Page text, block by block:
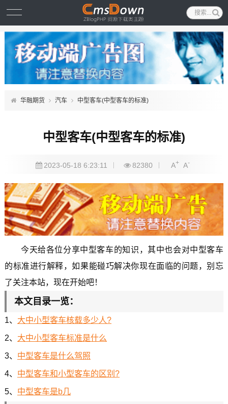
华融期货 汽车 中型客车(中型客车的标准)
中型客车(中型客车的标准)
2023-05-18 6:23:11 82380 A+ A-
今天给各位分享中型客车的知识，其中也会对中型客车
的标准进行解释，如果能碰巧解决你现在面临的问题，别忘
了关注本站，现在开始吧！
本文目录一览：
1、 大中小型客车核载多少人?
2、 大中小型客车标准是什么
3、 中型客车是什么驾照
4、 中型客车和小型客车的区别?
5、 中型客车是b几